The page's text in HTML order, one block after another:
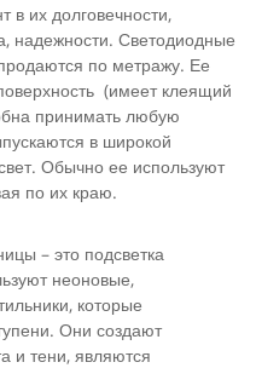
в их долговечности,
надежности. Светодиодные
по метражу. Ее
(имеет клеящий
принимать любую
в широкой
Обычно ее используют
по их краю.
– это подсветка
неоновые,
которые
Они создают
и тени, являются